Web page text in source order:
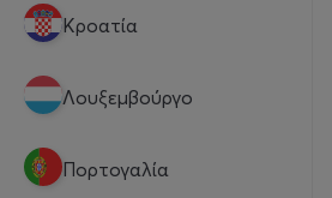
Κροατία
Λουξεμβούργο
Πορτογαλία